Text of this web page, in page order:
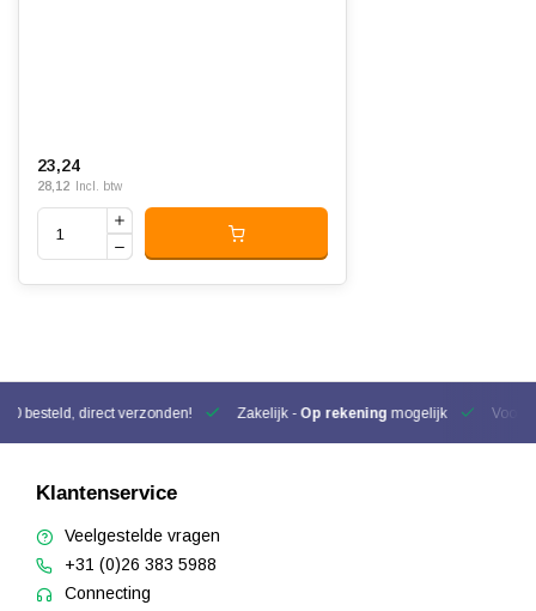
23,24
28,12 Incl. btw
besteld, direct verzonden! Zakelijk - Op rekening mogelijk Voor
Klantenservice
Veelgestelde vragen
+31 (0)26 383 5988
Connecting